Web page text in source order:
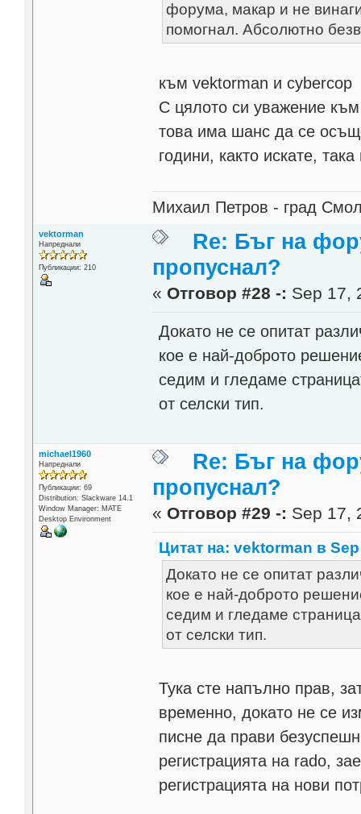
форума, макар и не
помогнал. Абсолютно
към vektorman и cybercop
С цялото си уважение
това има шанс да се
години, както искате,
Михаил Петров - град
vektorman
Напреднали
Публикации: 210
Re: Бъг на
пропуснал?
« Отговор #28 -: Sep 17,
Докато не се опитат
кое е най-доброто
седим и гледаме
от селски тип.
michael1960
Напреднали
Публикации: 69
Distribution: Slackware 14.1
Window Manager: MATE
Desktop Environment
Re: Бъг на
пропуснал?
« Отговор #29 -: Sep 17,
Цитат на: vektorman в
Докато не се опитат
кое е най-доброто
седим и гледаме
от селски тип.
Тука сте напълно прав,
временно, докато не се
писне да прави
регистрацията на rado,
регистрацията на нови